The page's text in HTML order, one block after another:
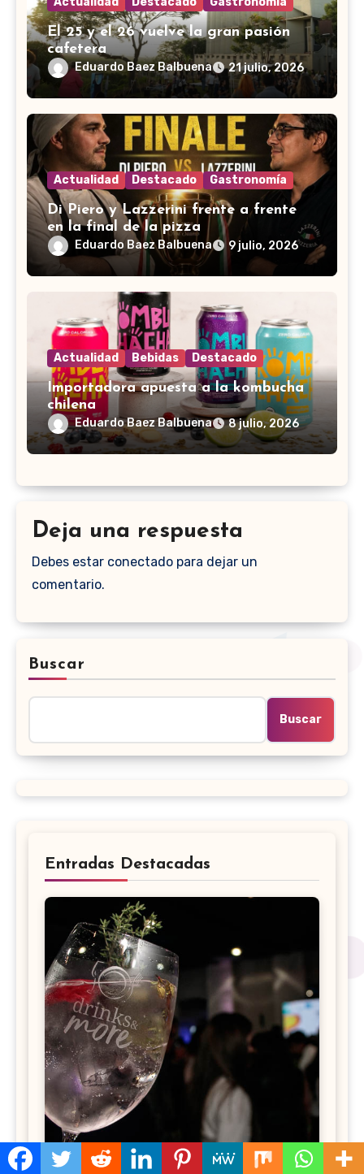
El 25 y el 26 vuelve la gran pasión
cafetera
Eduardo Baez Balbuena 21 julio, 2026
Actualidad Destacado Gastronomía
Di Piero y Lazzerini frente a frente
en la final de la pizza
Eduardo Baez Balbuena 9 julio, 2026
Actualidad Bebidas Destacado
Importadora apuesta a la kombucha
chilena
Eduardo Baez Balbuena 8 julio, 2026
Deja una respuesta
Debes estar conectado para dejar un
comentario.
Buscar
Buscar
Entradas Destacadas